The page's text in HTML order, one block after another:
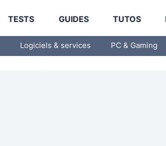
TESTS GUIDES TUTOS
Logiciels & services PC & Gaming